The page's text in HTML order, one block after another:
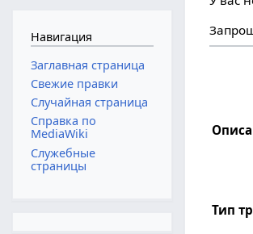
Тип
Навигация
Заглавная страница
Свежие правки
Случайная страница
Справка по
MediaWiki
Служебные
страницы